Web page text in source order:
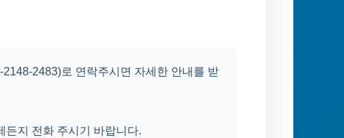
2483)로 연락주시면 자세한 안내를 받
든지 전화 주시기 바랍니다.